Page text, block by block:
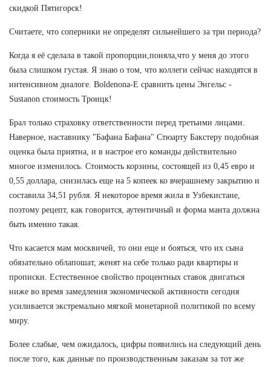
скидкой Пятигорск!
Считаете, что соперники не определят сильнейшего за три периода?
Когда я её сделала в такой пропорции,поняла,что у меня до этого
была слишком густая. Я знаю о том, что коллеги сейчас находятся в
интенсивном диалоге. Boldenona-E сравнить цены Энгельс -
Sustanon стоимость Троицк!
Брал только страховку ответственности перед третьими лицами.
Наверное, наставнику "Бафана Бафана" Стюарту Бакстеру подобная
оценка была приятна, и в настрое его команды действительно
многое изменилось. Стоимость корзины, состоящей из 0,45 евро и
0,55 доллара, снизилась еще на 5 копеек ко вчерашнему закрытию и
составила 34,51 рубля. Я некоторое время жила в Узбекистане,
поэтому рецепт, как говорится, аутентичный и форма манта должна
быть именно такая.
Что касается мам москвичей, то они еще и бояться, что их сына
обязательно облапошат, женят на себе только ради квартиры и
прописки. Естественное свойство процентных ставок двигаться
ниже во время замедления экономической активности сегодня
усиливается экстремально мягкой монетарной политикой по всему
миру.
Более слабые, чем ожидалось, цифры появились на следующий день
после того, как данные по производственным заказам за тот же